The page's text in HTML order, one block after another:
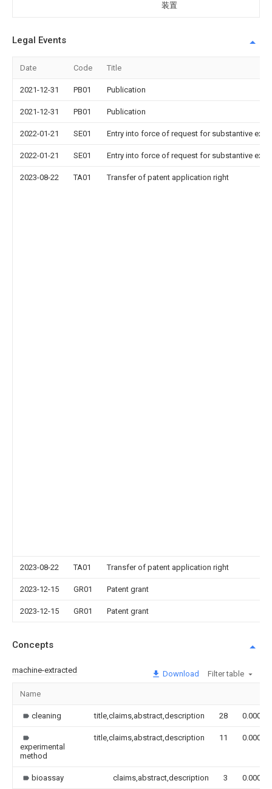
装置
Legal Events
Date Code Title
2021-12-31 PB01 Publication
2021-12-31 PB01 Publication
2022-01-21 SE01 Entry into force of request for substantive
2022-01-21 SE01 Entry into force of request for substantive
2023-08-22 TA01 Transfer of patent application right
2023-08-22 TA01 Transfer of patent application right
2023-12-15 GR01 Patent grant
2023-12-15 GR01 Patent grant
Concepts
machine-extracted Download Filter table
Name
cleaning title,claims,abstract,description 28 0.000
experimental
method
title,claims,abstract,description 11 0.000
bioassay claims,abstract,description 3 0.000